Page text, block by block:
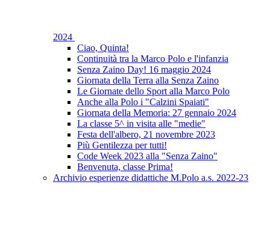
2024
Ciao, Quinta!
Continuità tra la Marco Polo e l'infanzia
Senza Zaino Day! 16 maggio 2024
Giornata della Terra alla Senza Zaino
Le Giornate dello Sport alla Marco Polo
Anche alla Polo i "Calzini Spaiati"
Giornata della Memoria: 27 gennaio 2024
La classe 5^ in visita alle "medie"
Festa dell'albero, 21 novembre 2023
Più Gentilezza per tutti!
Code Week 2023 alla "Senza Zaino"
Benvenuta, classe Prima!
Archivio esperienze didattiche M.Polo a.s. 2022-23